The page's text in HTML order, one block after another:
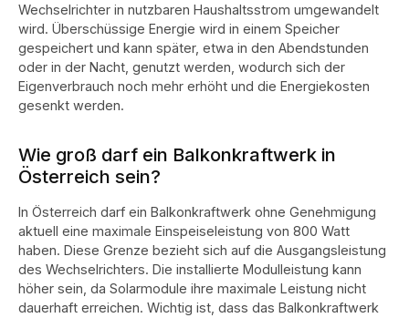
Wechselrichter in nutzbaren Haushaltsstrom umgewandelt
wird. Überschüssige Energie wird in einem Speicher
gespeichert und kann später, etwa in den Abendstunden
oder in der Nacht, genutzt werden, wodurch sich der
Eigenverbrauch noch mehr erhöht und die Energiekosten
gesenkt werden.
Wie groß darf ein Balkonkraftwerk in
Österreich sein?
In Österreich darf ein Balkonkraftwerk ohne Genehmigung
aktuell eine maximale Einspeiseleistung von 800 Watt
haben. Diese Grenze bezieht sich auf die Ausgangsleistung
des Wechselrichters. Die installierte Modulleistung kann
höher sein, da Solarmodule ihre maximale Leistung nicht
dauerhaft erreichen. Wichtig ist, dass das Balkonkraftwerk